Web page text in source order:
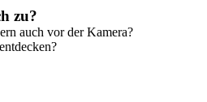
zu?
auch vor der Kamera?